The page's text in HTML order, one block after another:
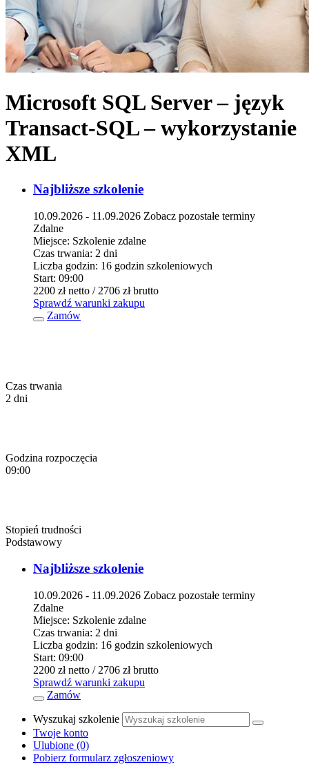
Microsoft SQL Server – język
Transact-SQL – wykorzystanie
XML
Najbliższe szkolenie
10.09.2026 - 11.09.2026 Zobacz pozostałe terminy
Zdalne
Miejsce: Szkolenie zdalne
Czas trwania: 2 dni
Liczba godzin: 16 godzin szkoleniowych
Start: 09:00
2200 złnetto / 2706 złbrutto
Sprawdź warunki zakupu
Zamów
Czas trwania
2 dni
Godzina rozpoczęcia
09:00
Stopień trudności
Podstawowy
Najbliższe szkolenie
10.09.2026 - 11.09.2026 Zobacz pozostałe terminy
Zdalne
Miejsce: Szkolenie zdalne
Czas trwania: 2 dni
Liczba godzin: 16 godzin szkoleniowych
Start: 09:00
2200 złnetto / 2706 złbrutto
Sprawdź warunki zakupu
Zamów
Wyszukaj szkolenie
Twoje konto
Ulubione (0)
Pobierz formularz zgłoszeniowy